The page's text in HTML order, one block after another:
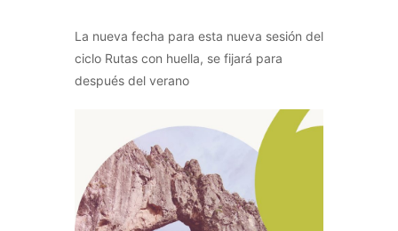
La nueva fecha para esta nueva sesión del
ciclo Rutas con huella, se fijará para
después del verano